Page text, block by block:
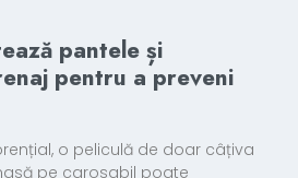
pantele și
pentru a preveni
o peliculă de doar câțiva
pe carosabil poate